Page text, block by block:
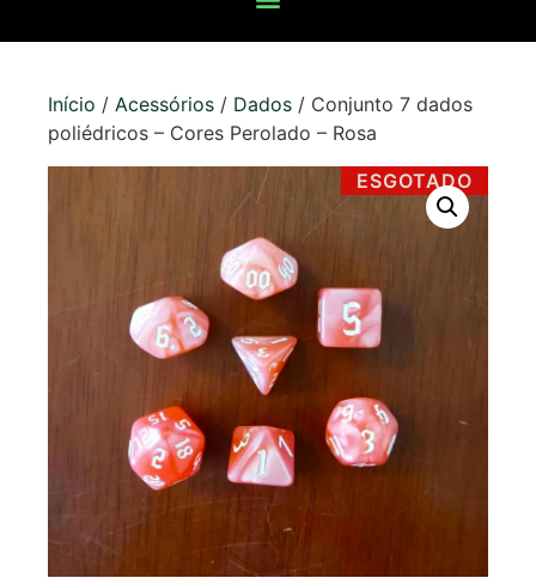
Início / Acessórios / Dados / Conjunto 7 dados
poliédricos – Cores Perolado – Rosa
ESGOTADO